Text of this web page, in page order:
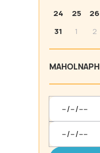
24
25 26
31
1 2
MAHOLNAP